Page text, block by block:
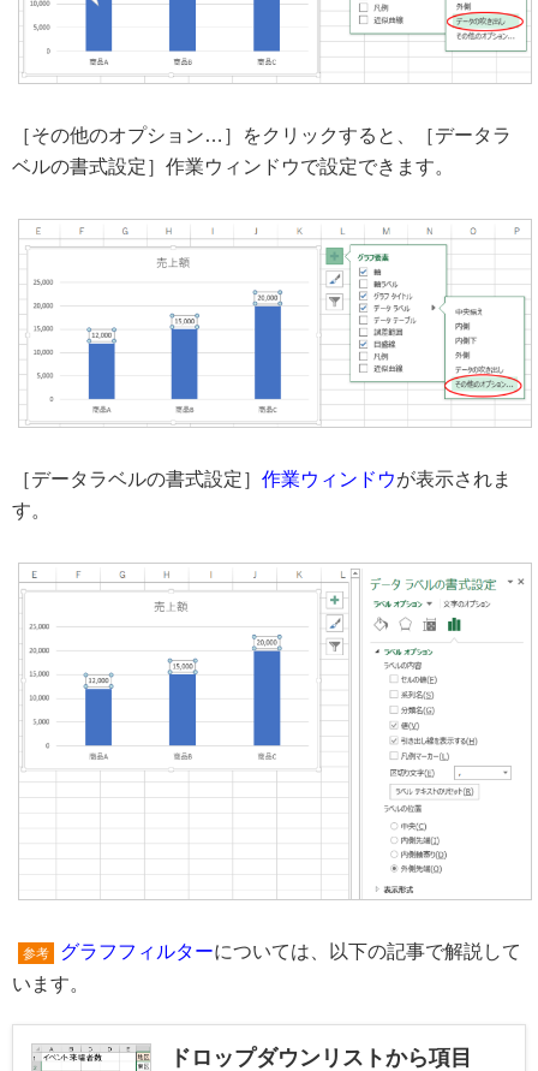
［その他のオプション…］をクリックすると、［データラ
ベルの書式設定］作業ウィンドウで設定できます。
［データラベルの書式設定］ 作業ウィンドウが表示されま
す。
参考 グラフフィルターについては、以下の記事で解説して
います。
ドロップダウンリストから項目